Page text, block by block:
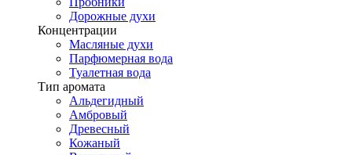
Дорожные духи
Концентрации
Масляные духи
Парфюмерная вода
Туалетная вода
Тип аромата
Альдегидный
Амбровый
Древесный
Кожаный